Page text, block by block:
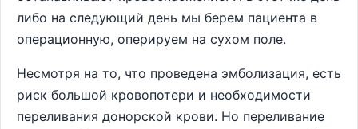
либо на следующий день мы берем пациента в
операционную, оперируем на сухом поле.
Несмотря на то, что проведена эмболизация, есть
риск большой кровопотери и необходимости
переливания донорской крови. Но переливание